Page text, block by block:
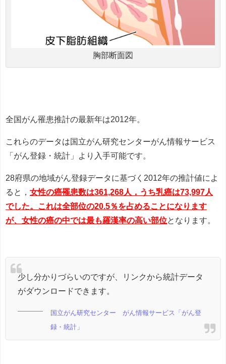
胸部断面図
全国がん罹患推計の最新年は2012年。
これらのデータは国立がん研究センターがん情報サービス
「がん登録・統計」より入手可能です。
28府県の地域がん登録データに基づく2012年の推計値によ
ると， 女性の癌罹患数は361,268人，うち乳癌は73,997人
でした。これは全部位の20.5％を占めることになります
が、女性の癌の中では最も羅漢率の高い部位となります。
少し分かりづらいのですが、リンクから統計データ
がダウンロードできます。
国立がん研究センター がん情報サービス「がん登
録・統計」